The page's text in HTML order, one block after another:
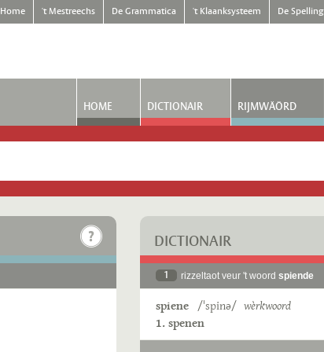
Home 't Mestreechs De Grammatica 't Klaanksysteem De Spelling
HOME DICTIONAIR RIJMWÄÖRD
DICTIONAIR
1 rizzeltaot veur 't woord spiende
spiene /ˈspinə/ wèrkwoord
1. spenen